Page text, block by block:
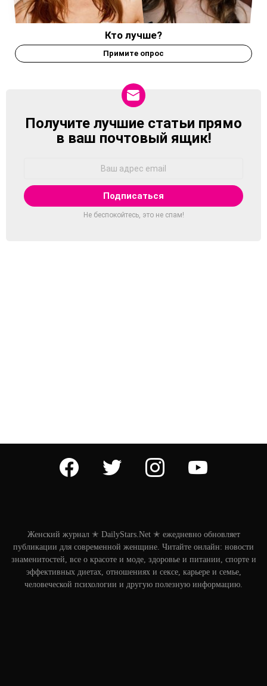
Кто лучше?
Примите опрос
NEWSLETTER
Получите лучшие статьи прямо
в ваш почтовый ящик!
Не беспокойтесь, это не спам!
facebook twitter instagram
Женский журнал ✭ DailyStars.Net ✭ ежедневно обновляет
публикации для современной женщине. Читайте онлайн: новости
знаменитостей, все о красоте и моде, здоровье и питании, спорте и
эффективных диетах, отношениях и сексе, карьере и семье,
человеческой психологии и другую полезную информацию.